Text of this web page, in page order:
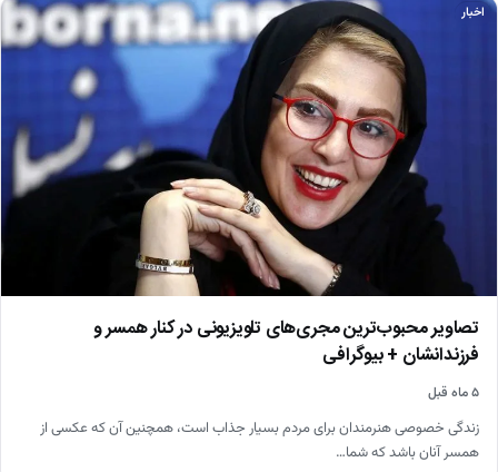
اخبار
تصاویر محبوب‌ترین مجری‌های تلویزیونی در کنار همسر و
فرزندانشان + بیوگرافی
۵ ماه قبل
زندگی خصوصی هنرمندان برای مردم بسیار جذاب است، همچنین آن که عکسی از
همسر آنان باشد که شما…